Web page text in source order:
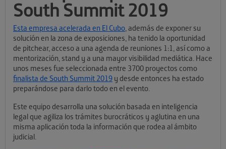
South Summit 2019
Esta empresa acelerada en El Cubo, además de exponer su
solución en la zona de exposiciones, ha tenido la oportunidad
de pitchear, acceso a una agenda de reuniones 1:1, así como a
mentorización, stand y a una mayor visibilidad mediática. Hace
unos meses fue seleccionada entre 3700 proyectos como
finalista de South Summit 2019 y desde entonces ha estado
preparándose para darlo todo en el evento.
Este equipo desarrolla una solución basada en inteligencia
legal que agiliza los trámites burocráticos y aglutina en una
misma aplicación toda la información que rodea al ámbito
judicial.